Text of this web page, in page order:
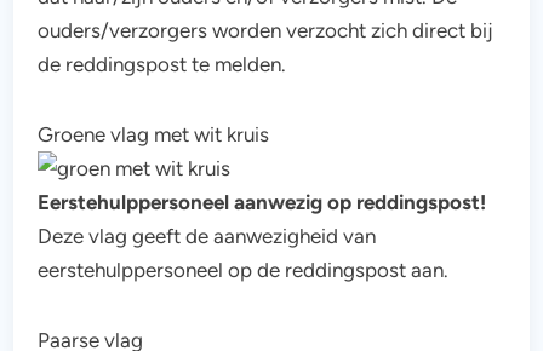
ouders/verzorgers worden verzocht zich direct bij
de reddingspost te melden.
Groene vlag met wit kruis
Eerstehulppersoneel aanwezig op reddingspost!
Deze vlag geeft de aanwezigheid van
eerstehulppersoneel op de reddingspost aan.
Paarse vlag